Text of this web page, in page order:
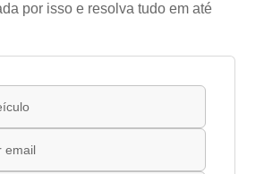
por isso e resolva tudo em até